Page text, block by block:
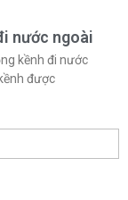
nước ngoài
kềnh đi nước
được